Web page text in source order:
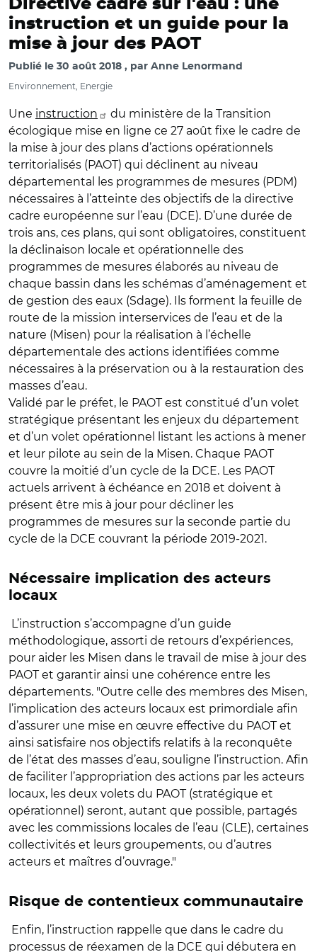
Directive cadre sur l'eau : une
instruction et un guide pour la
mise à jour des PAOT
Publié le 30 août 2018 par Anne Lenormand
Environnement, Energie
Une instruction
du ministère de la Transition
écologique mise en ligne ce 27 août fixe le cadre de
la mise à jour des plans d’actions opérationnels
territorialisés (PAOT) qui déclinent au niveau
départemental les programmes de mesures (PDM)
nécessaires à l’atteinte des objectifs de la directive
cadre européenne sur l’eau (DCE). D’une durée de
trois ans, ces plans, qui sont obligatoires, constituent
la déclinaison locale et opérationnelle des
programmes de mesures élaborés au niveau de
chaque bassin dans les schémas d’aménagement et
de gestion des eaux (Sdage). Ils forment la feuille de
route de la mission interservices de l’eau et de la
nature (Misen) pour la réalisation à l’échelle
départementale des actions identifiées comme
nécessaires à la préservation ou à la restauration des
masses d’eau.
Validé par le préfet, le PAOT est constitué d’un volet
stratégique présentant les enjeux du département
et d’un volet opérationnel listant les actions à mener
et leur pilote au sein de la Misen. Chaque PAOT
couvre la moitié d’un cycle de la DCE. Les PAOT
actuels arrivent à échéance en 2018 et doivent à
présent être mis à jour pour décliner les
programmes de mesures sur la seconde partie du
cycle de la DCE couvrant la période 2019-2021.
Nécessaire implication des acteurs
locaux
L’instruction s’accompagne d’un guide
méthodologique, assorti de retours d’expériences,
pour aider les Misen dans le travail de mise à jour des
PAOT et garantir ainsi une cohérence entre les
départements. "Outre celle des membres des Misen,
l’implication des acteurs locaux est primordiale afin
d’assurer une mise en œuvre effective du PAOT et
ainsi satisfaire nos objectifs relatifs à la reconquête
de l’état des masses d’eau, souligne l’instruction. Afin
de faciliter l’appropriation des actions par les acteurs
locaux, les deux volets du PAOT (stratégique et
opérationnel) seront, autant que possible, partagés
avec les commissions locales de l’eau (CLE), certaines
collectivités et leurs groupements, ou d’autres
acteurs et maîtres d’ouvrage."
Risque de contentieux communautaire
Enfin, l’instruction rappelle que dans le cadre du
processus de réexamen de la DCE qui débutera en